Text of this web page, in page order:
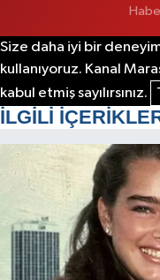
Size daha iyi bir
kullanıyoruz. Kanal
kabul etmiş sayılırsınız.